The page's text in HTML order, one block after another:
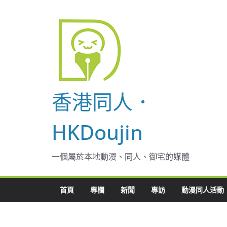
香港同人．
HKDoujin
一個屬於本地動漫、同人、御宅的媒體
首頁 專欄 新聞 專訪 動漫同人活動